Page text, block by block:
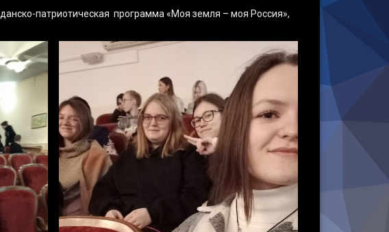
патриотическая программа «Моя земля – моя Россия»,